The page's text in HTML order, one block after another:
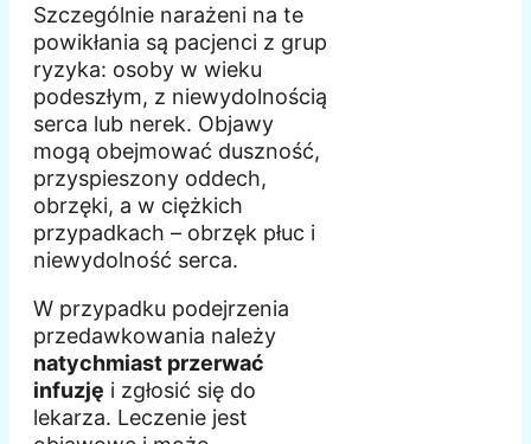
Szczególnie narażeni na te
powikłania są pacjenci z grup
ryzyka: osoby w wieku
podeszłym, z niewydolnością
serca lub nerek. Objawy
mogą obejmować duszność,
przyspieszony oddech,
obrzęki, a w ciężkich
przypadkach – obrzęk płuc i
niewydolność serca.
W przypadku podejrzenia
przedawkowania należy
natychmiast przerwać
infuzję i zgłosić się do
lekarza. Leczenie jest